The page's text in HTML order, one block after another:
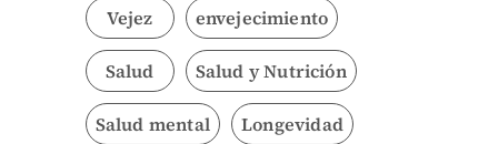
Vejez envejecimiento
Salud Salud y Nutrición
Salud mental Longevidad